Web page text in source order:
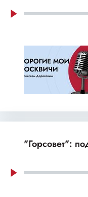
"Горсовет":